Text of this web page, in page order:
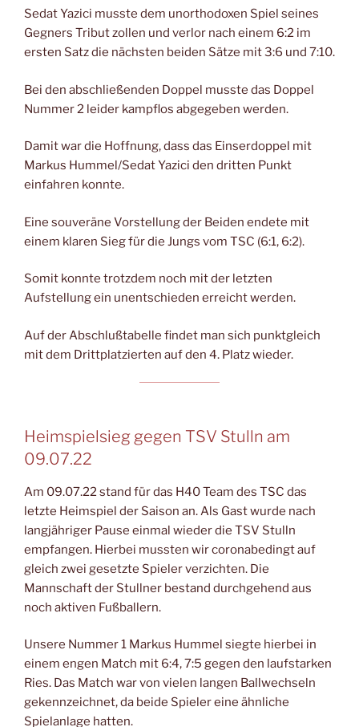
Sedat Yazici musste dem unorthodoxen Spiel seines
Gegners Tribut zollen und verlor nach einem 6:2 im
ersten Satz die nächsten beiden Sätze mit 3:6 und 7:10.
Bei den abschließenden Doppel musste das Doppel
Nummer 2 leider kampflos abgegeben werden.
Damit war die Hoffnung, dass das Einserdoppel mit
Markus Hummel/Sedat Yazici den dritten Punkt
einfahren konnte.
Eine souveräne Vorstellung der Beiden endete mit
einem klaren Sieg für die Jungs vom TSC (6:1, 6:2).
Somit konnte trotzdem noch mit der letzten
Aufstellung ein unentschieden erreicht werden.
Auf der Abschlußtabelle findet man sich punktgleich
mit dem Drittplatzierten auf den 4. Platz wieder.
Heimspielsieg gegen TSV Stulln am
09.07.22
Am 09.07.22 stand für das H40 Team des TSC das
letzte Heimspiel der Saison an. Als Gast wurde nach
langjähriger Pause einmal wieder die TSV Stulln
empfangen. Hierbei mussten wir coronabedingt auf
gleich zwei gesetzte Spieler verzichten. Die
Mannschaft der Stullner bestand durchgehend aus
noch aktiven Fußballern.
Unsere Nummer 1 Markus Hummel siegte hierbei in
einem engen Match mit 6:4, 7:5 gegen den laufstarken
Ries. Das Match war von vielen langen Ballwechseln
gekennzeichnet, da beide Spieler eine ähnliche
Spielanlage hatten.